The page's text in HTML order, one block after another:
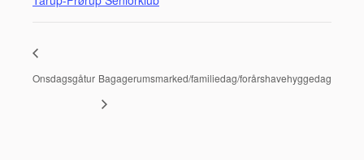
Onsdagsgåtur Bagagerumsmarked/familiedag/forårshavehyggedag